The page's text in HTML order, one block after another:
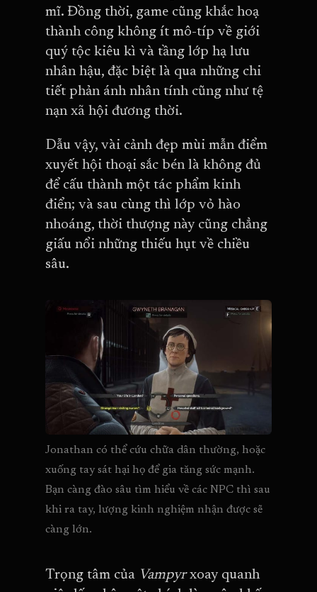
mĩ. Đồng thời, game cũng khắc hoạ
thành công không ít mô-típ về giới
quý tộc kiêu kì và tầng lớp hạ lưu
nhân hậu, đặc biệt là qua những chi
tiết phản ánh nhân tính cũng như tệ
nạn xã hội đương thời.
Dẫu vậy, vài cảnh đẹp mùi mẫn điểm
xuyết hội thoại sắc bén là không đủ
để cấu thành một tác phẩm kinh
điển; và sau cùng thì lớp vỏ hào
nhoáng, thời thượng này cũng chẳng
giấu nổi những thiếu hụt về chiều
sâu.
Jonathan có thể cứu chữa dân thường, hoặc
xuống tay sát hại họ để gia tăng sức mạnh.
Bạn càng đào sâu tìm hiểu về các NPC thì sau
khi ra tay, lượng kinh nghiệm nhận được sẽ
càng lớn.
Trọng tâm của Vampyrxoay quanh